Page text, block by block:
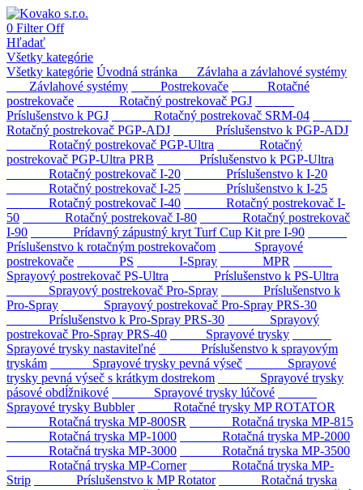
0 Filter Off
Hľadať
Všetky kategórie
Všetky kategórie Úvodná stránka
Závlaha a závlahové systémy
Závlahové systémy
Postrekovače
Rotačné
postrekovače
Rotačný postrekovač PGJ
Príslušenstvo k PGJ
Rotačný postrekovač SRM-04
Rotačný postrekovač PGP-ADJ
Príslušenstvo k PGP-ADJ
Rotačný postrekovač PGP-Ultra
Rotačný
postrekovač PGP-Ultra PRB
Príslušenstvo k PGP-Ultra
Rotačný postrekovač I-20
Príslušenstvo k I-20
Rotačný postrekovač I-25
Príslušenstvo k I-25
Rotačný postrekovač I-40
Rotačný postrekovač I-
50
Rotačný postrekovač I-80
Rotačný postrekovač
I-90
Prídavný zápustný kryt Turf Cup Kit pre I-90
Príslušenstvo k rotačným postrekovačom
Sprayové
postrekovače
PS I-Spray
MPR
Sprayový postrekovač PS-Ultra
Príslušenstvo k PS-Ultra
Sprayový postrekovač Pro-Spray
Príslušenstvo k
Pro-Spray
Sprayový postrekovač Pro-Spray PRS-30
Príslušenstvo k Pro-Spray PRS-30
Sprayový
postrekovač Pro-Spray PRS-40
Sprayové trysky
Sprayové trysky nastaviteľné
Príslušenstvo k sprayovým
tryskám
Sprayové trysky pevná výseč
Sprayové
trysky pevná výseč s krátkym dostrekom
Sprayové trysky
pásové obdĺžnikové
Sprayové trysky lúčové
Sprayové trysky Bubbler
Rotačné trysky MP ROTATOR
Rotačná tryska MP-800SR
Rotačná tryska MP-815
Rotačná tryska MP-1000
Rotačná tryska MP-2000
Rotačná tryska MP-3000
Rotačná tryska MP-3500
Rotačná tryska MP-Corner
Rotačná tryska MP-
Strip
Príslušenstvo k MP Rotator
Rotačná tryska